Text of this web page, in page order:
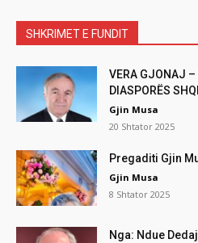
SHKRIMET E FUNDIT
VERA GJONAJ –
DIASPORËS
Gjin Musa
20 Shtator 2025
Pregaditi Gjin
Gjin Musa
8 Shtator 2025
Nga: Ndue Dedaj